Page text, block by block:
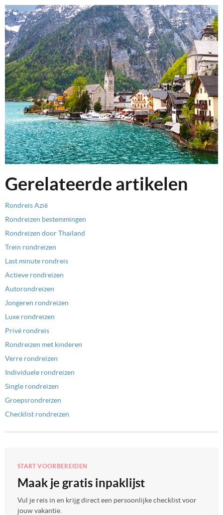
Gerelateerde artikelen
Rondreis Azië
Rondreizen bestemmingen
Rondreizen door Thailand
Trein rondreizen
Last minute rondreis
Actieve rondreizen
Autorondreizen
Jongeren rondreizen
Luxe rondreizen
Privé rondreis
Rondreizen met kinderen
Verre rondreizen
Individuele rondreizen
Single rondreizen
Groepsrondreizen
Checklist rondreizen
START VOORBEREIDEN
Maak je gratis inpaklijst
Vul je reis in en krijg direct een persoonlijke checklist voor
jouw vakantie.